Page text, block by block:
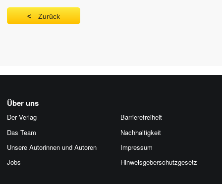
Zurück
Über uns
Der Verlag
Das Team
Unsere Autorinnen und Autoren
Jobs
Barrierefreiheit
Nachhaltigkeit
Impressum
Hinweis­geber­schutz­gesetz